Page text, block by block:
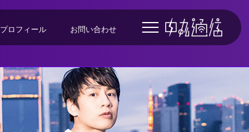
プロフィール お問い合わせ